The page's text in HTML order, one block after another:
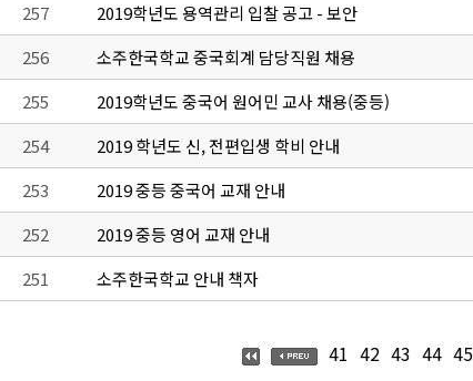
257
2019학년도 용역관리 입찰 공고 - 보안
256
소주한국학교 중국회계 담당직원 채용
255
2019학년도 중국어 원어민 교사 채용(중등)
254
2019 학년도 신, 전편입생 학비 안내
253
2019 중등 중국어 교재 안내
252
2019 중등 영어 교재 안내
251
소주한국학교 안내 책자
41 42 43 44 45